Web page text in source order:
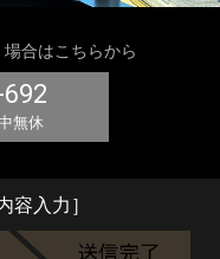
合はこちらから
無休
容入力］